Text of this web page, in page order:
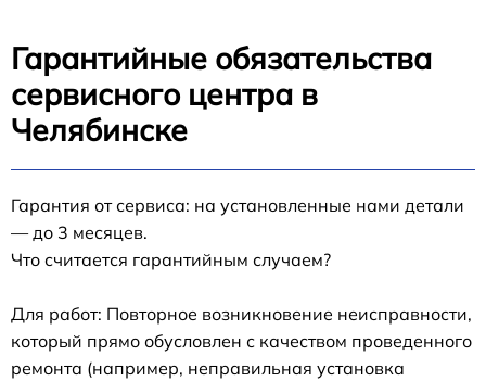
Гарантийные обязательства
сервисного центра в
Челябинске
Гарантия от сервиса: на установленные нами детали
— до 3 месяцев.
Что считается гарантийным случаем?
Для работ: Повторное возникновение неисправности,
который прямо обусловлен с качеством проведенного
ремонта (например, неправильная установка